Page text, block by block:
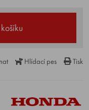
Hlídací pes Tisk